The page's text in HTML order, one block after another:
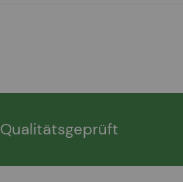
Qualitätsgeprüft